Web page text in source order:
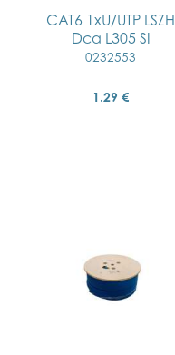
CAT6 1xU/UTP LSZH
Dca L305 SI
0232553
1.29 €